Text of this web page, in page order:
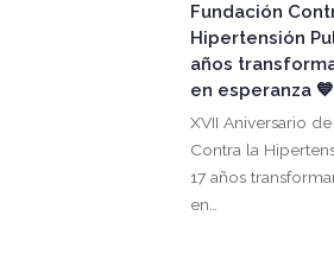
Fundación
Hipertensión
años
en esperanza 💙
XVII Aniversario
Contra la
17 años
en…